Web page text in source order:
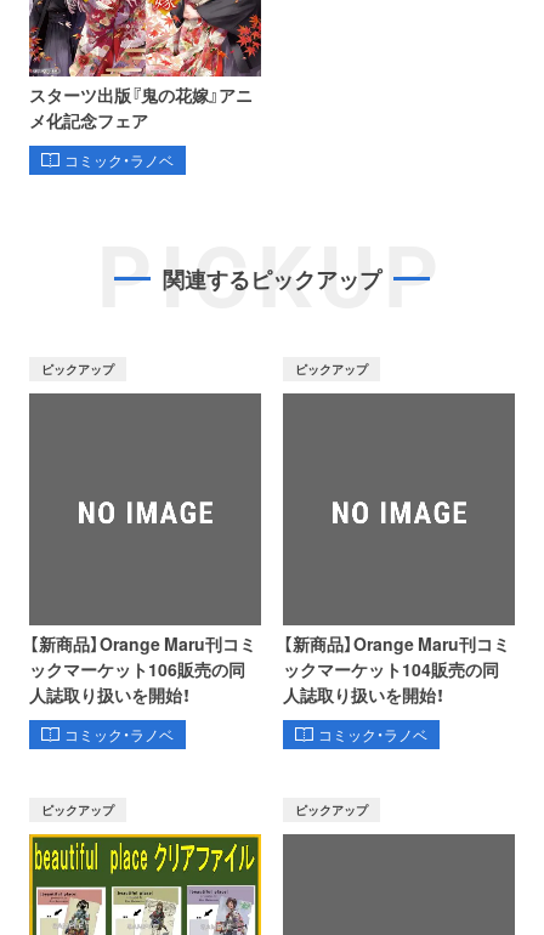
スターツ出版『鬼の花嫁』アニ
メ化記念フェア
コミック・ラノベ
PICKUP
関連するピックアップ
ピックアップ
【新商品】Orange Maru刊コミ
ックマーケット106販売の同
人誌取り扱いを開始！
コミック・ラノベ
ピックアップ
【新商品】Orange Maru刊コミ
ックマーケット104販売の同
人誌取り扱いを開始！
コミック・ラノベ
ピックアップ ピックアップ